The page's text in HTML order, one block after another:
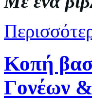
Κοπή
Γονέων